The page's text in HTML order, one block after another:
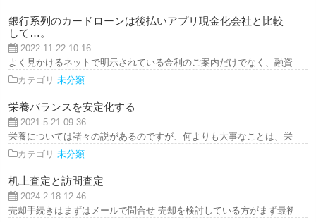
銀行系列のカードローンは後払いアプリ現金化会社と比較
して…。
2022-11-22 10:16
よく見かけるネットで明示されている金利のご案内だけでなく、融資限度
カテゴリ 未分類
栄養バランスを安定化する
2021-5-21 09:36
栄養については諸々の説があるのですが、何よりも大事なことは、栄養は
カテゴリ 未分類
机上査定と訪問査定
2024-2-18 12:46
売却手続きはまずはメールで問合せ 売却を検討している方がまず最初に